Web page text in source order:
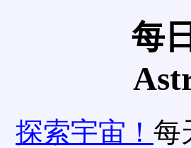
每
探索宇宙！ 每